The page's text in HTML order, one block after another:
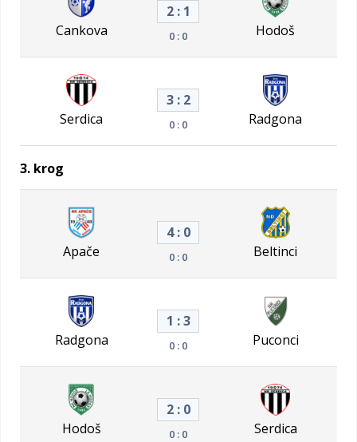
Cankova
2 : 1
0 : 0 Hodoš
Serdica
3 : 2
0 : 0 Radgona
3. krog
Apače
4 : 0
0 : 0 Beltinci
Radgona
1 : 3
0 : 0 Puconci
Hodoš
2 : 0
0 : 0 Serdica